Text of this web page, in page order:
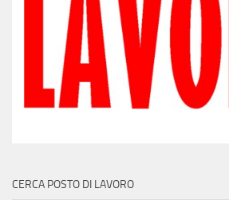
CERCA POSTO DI LAVORO